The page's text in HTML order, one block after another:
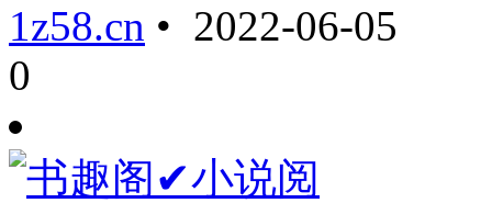
1z58.cn • 2022-06-05
0